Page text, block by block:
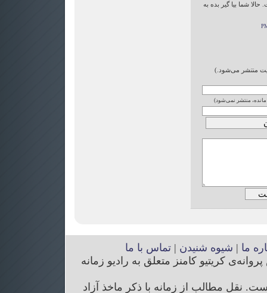
شما بیا گیر بده به
منتشر می‌شود.)
مانده، منتشر نمی‌شود)
ما | شیوه شنیدن |تماس با ما
کریتیو کامنز متعلق به رادیو زمانه
نقل مطالب از زمانه با ذکر ماخذ آزاد